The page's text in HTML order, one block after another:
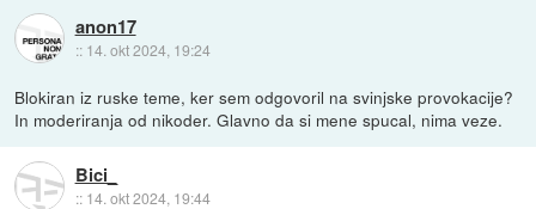
anon17
:: 14. okt 2024, 19:24
Blokiran iz ruske teme, ker sem odgovoril na svinjske provokacije?
In moderiranja od nikoder. Glavno da si mene spucal, nima veze.
Bici_
:: 14. okt 2024, 19:44